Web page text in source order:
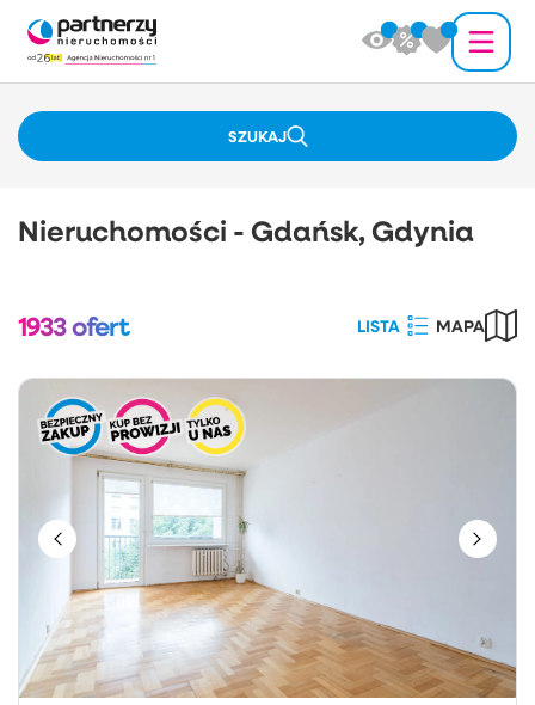
SZUKAJ
Nieruchomości - Gdańsk, Gdynia
1933ofert LISTA MAPA